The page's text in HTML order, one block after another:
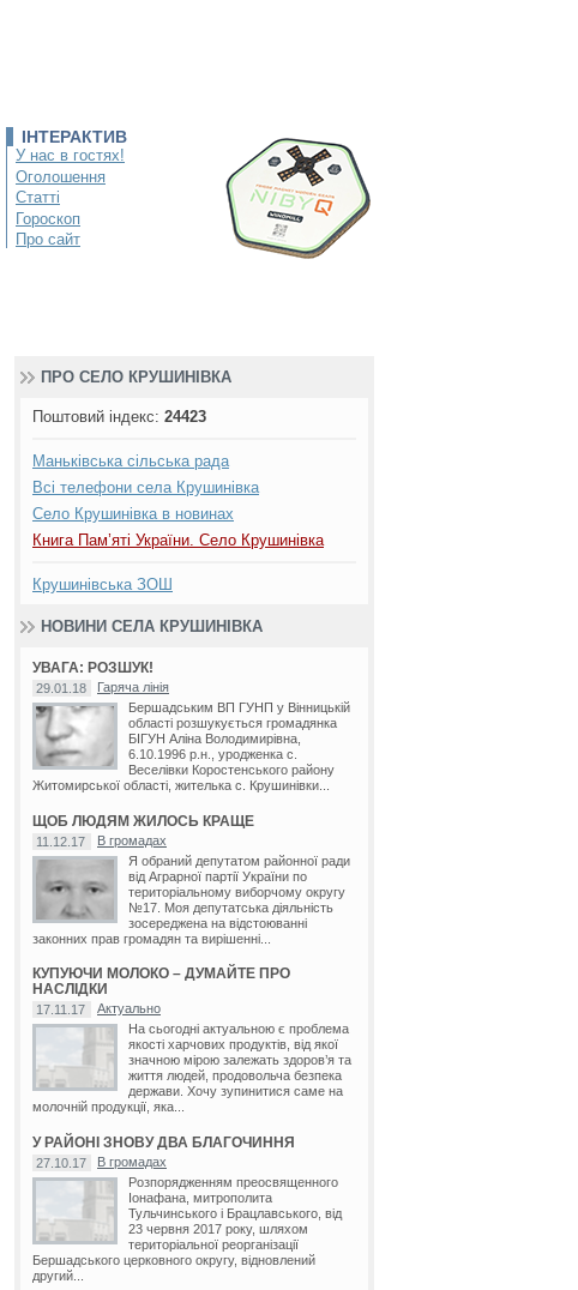
ІНТЕРАКТИВ
У нас в гостях!
Оголошення
Статті
Гороскоп
Про сайт
Бершадь/Бирлівка/ Велика Киріївка/Війтівка/Вовчок/Глинське
ПРО СЕЛО КРУШИНІВКА
Поштовий індекс: 24423
Маньківська сільська рада
Всі телефони села Крушинівка
Село Крушинівка в новинах
Книга Пам’яті України. Село Крушинівка
Крушинівська ЗОШ
НОВИНИ СЕЛА КРУШИНІВКА
УВАГА: РОЗШУК!
29.01.18
Гаряча лінія
Бершадським ВП ГУНП у Вінницькій
області розшукується громадянка
БІГУН Аліна Володимирівна,
6.10.1996 р.н., уродженка с.
Веселівки Коростенського району
Житомирської області, жителька с. Крушинівки...
ЩОБ ЛЮДЯМ ЖИЛОСЬ КРАЩЕ
11.12.17
В громадах
Я обраний депутатом районної ради
від Аграрної партії України по
територіальному виборчому округу
№17. Моя депутатська діяльність
зосереджена на відстоюванні
законних прав громадян та вирішенні...
КУПУЮЧИ МОЛОКО – ДУМАЙТЕ ПРО
НАСЛІДКИ
17.11.17
Актуально
На сьогодні актуальною є проблема
якості харчових продуктів, від якої
значною мірою залежать здоров’я та
життя людей, продовольча безпека
держави. Хочу зупинитися саме на
молочній продукції, яка...
У РАЙОНІ ЗНОВУ ДВА БЛАГОЧИННЯ
27.10.17
В громадах
Розпорядженням преосвященного
Іонафана, митрополита
Тульчинського і Брацлавського, від
23 червня 2017 року, шляхом
територіальної реорганізації
Бершадського церковного округу, відновлений
другий...